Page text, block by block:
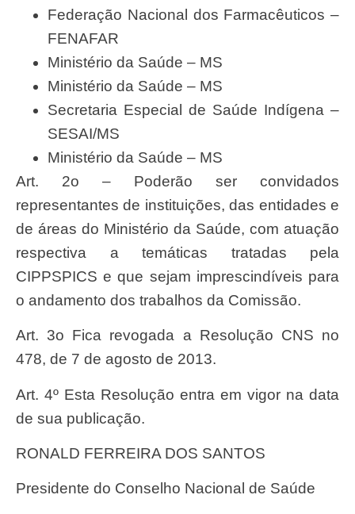
Federação Nacional dos Farmacêuticos –
FENAFAR
Ministério da Saúde – MS
Ministério da Saúde – MS
Secretaria Especial de Saúde Indígena –
SESAI/MS
Ministério da Saúde – MS
Art. 2o – Poderão ser convidados
representantes de instituições, das entidades e
de áreas do Ministério da Saúde, com atuação
respectiva a temáticas tratadas pela
CIPPSPICS e que sejam imprescindíveis para
o andamento dos trabalhos da Comissão.
Art. 3o Fica revogada a Resolução CNS no
478, de 7 de agosto de 2013.
Art. 4º Esta Resolução entra em vigor na data
de sua publicação.
RONALD FERREIRA DOS SANTOS
Presidente do Conselho Nacional de Saúde